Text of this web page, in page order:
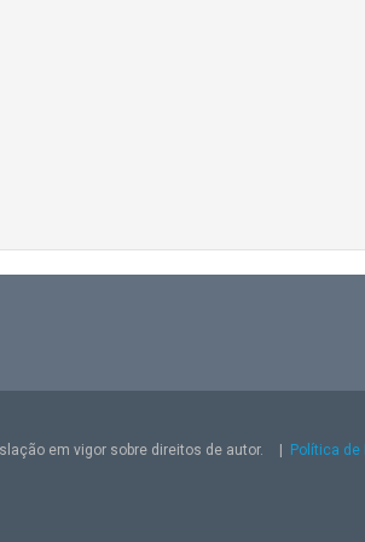
em vigor sobre direitos de autor.
Política de